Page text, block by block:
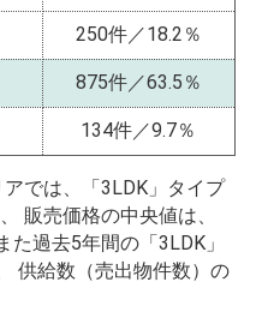
250件／18.2％
875件／63.5％
134件／9.7％
では、「3LDK」タイプ
販売価格の中央値は、
過去5年間の「3LDK」
供給数（売出物件数）の